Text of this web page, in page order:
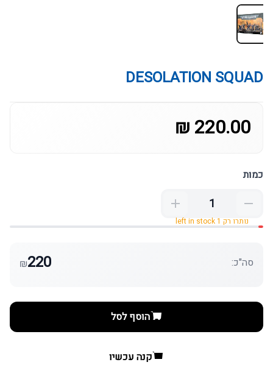
DESOLATION SQUAD
220.00 ₪
כמות
נותרו רק 1 left in stock
סה"כ: 220
₪
הוסף לסל
קנה עכשיו